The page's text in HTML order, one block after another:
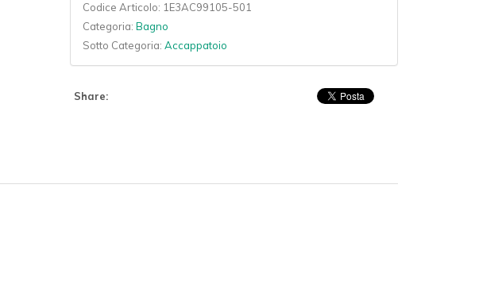
Codice Articolo: 1E3AC99105-501
Categoria:Bagno
Sotto Categoria:Accappatoio
Share: